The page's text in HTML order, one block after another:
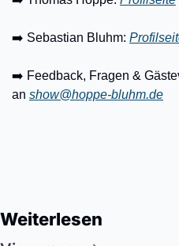
➡️ Sebastian Bluhm:
➡️ Feedback, Fragen &
an show@hoppe-bluhm.de
Weiterlesen